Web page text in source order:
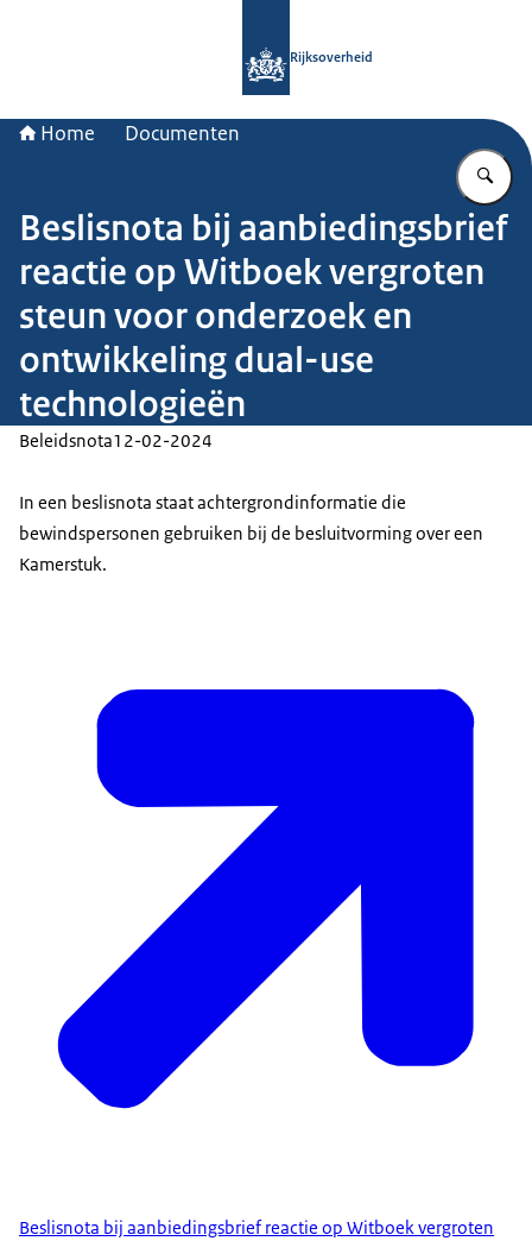
Rijksoverheid
Home Documenten
Beslisnota bij aanbiedingsbrief
reactie op Witboek vergroten
steun voor onderzoek en
ontwikkeling dual-use
technologieën
Beleidsnota12-02-2024
In een beslisnota staat achtergrondinformatie die
bewindspersonen gebruiken bij de besluitvorming over een
Kamerstuk.
Beslisnota bij aanbiedingsbrief reactie op Witboek vergroten